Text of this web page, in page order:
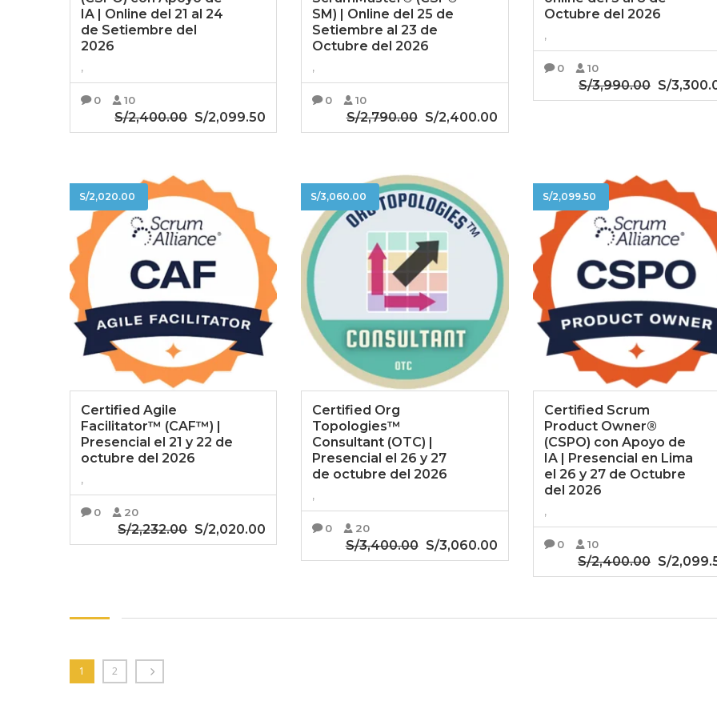
IA | Online del 21 al 24
de Setiembre del
2026
,
0 10
S/2,400.00 El
precio
S/2,400.00.
S/2,099.50
precio
S/2,099.50.
SM) | Online del 25 de
Setiembre al 23 de
Octubre del 2026
,
0 10
S/2,790.00 El
precio
S/2,790.00.
S/2,400.00El
precio
S/2,400.00.
Octubre del 2026
,
0 10
S/3,990.00 El
precio
S/
S/2,020.00
Certified Agile
Facilitator™ (CAF™) |
Presencial el 21 y 22 de
octubre del 2026
,
0 20
S/2,232.00 El
precio
S/2,020.00
precio
actual
S/3,060.00
Certified Org
Topologies™
Consultant (OTC) |
Presencial el 26 y 27
de octubre del 2026
,
0 20
S/3,400.00 El
precio
S/3,400.00.
S/3,060.00El
precio
actual
S/3,060.00.
S/2,099.50
Certified Scrum
Product Owner®
(CSPO) con Apoyo de
IA | Presencial en Lima
el 26 y 27 de Octubre
del 2026
,
0 10
S/2,400.00 El
precio
S/
1 2